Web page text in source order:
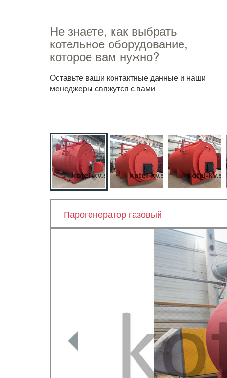
Не знаете, как выбрать
котельное оборудование,
которое вам нужно?
Оставьте ваши контактные данные и наши
менеджеры свяжутся с вами
Парогенератор газовый